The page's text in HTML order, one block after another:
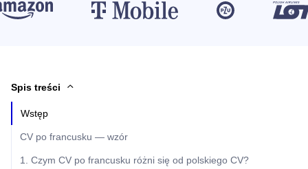
Spis treści
Wstęp
CV po francusku — wzór
1. Czym CV po francusku różni się od polskiego CV?